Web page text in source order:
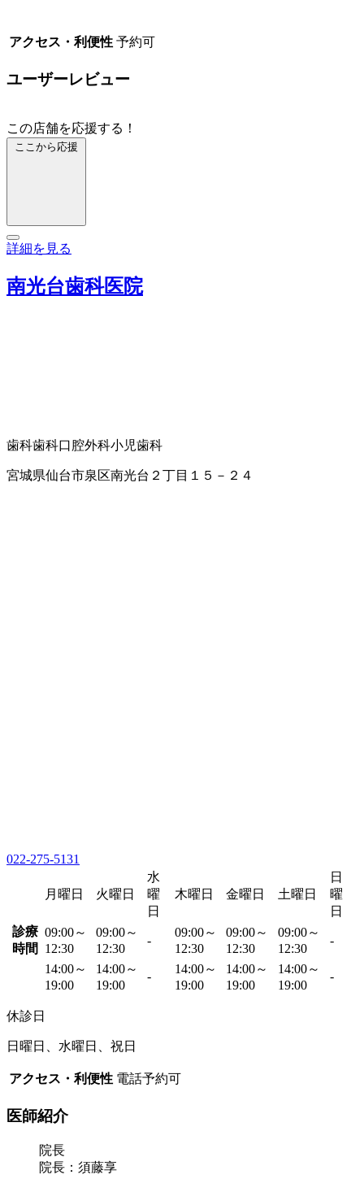
アクセス・利便性 予約可
ユーザーレビュー
この店舗を応援する！
ここから応援
詳細を見る
南光台歯科医院
歯科歯科口腔外科小児歯科
宮城県仙台市泉区南光台２丁目１５－２４
022-275-5131
月曜日 火曜日
水
曜
日
木曜日 金曜日 土曜日
日
曜
日
診療
時間
09:00～
12:30
09:00～
12:30
-
09:00～
12:30
09:00～
12:30
09:00～
12:30
-
14:00～
19:00
14:00～
19:00
-
14:00～
19:00
14:00～
19:00
14:00～
19:00
-
休診日
日曜日、水曜日、祝日
アクセス・利便性 電話予約可
医師紹介
院長
院長：須藤享